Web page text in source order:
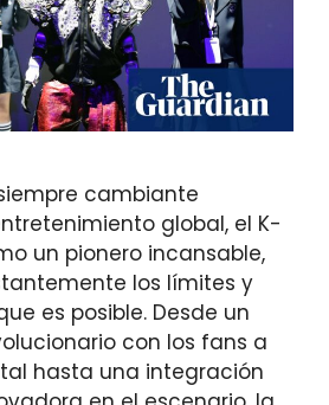
cambiante
global, el K-
un pionero incansable,
los límites y
es posible. Desde un
con los fans a
hasta una integración